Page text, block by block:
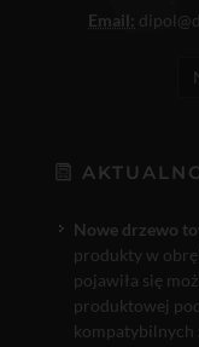
Email:
Nowe drzewo
produkty w
pojawiła się
produktowej
kompatybilnych